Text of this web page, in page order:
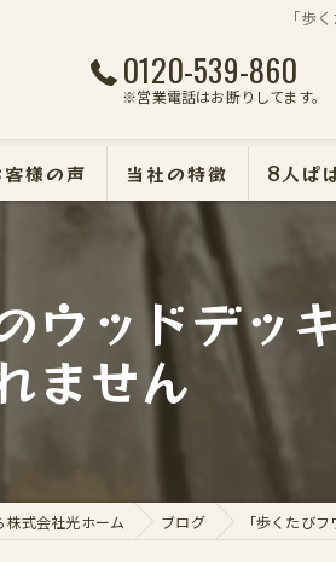
「歩
0120-539-860
※営業電話はお断りしてます。
客様の声 当社の特徴
マンション
断熱・遮熱・防犯リフォ
外壁塗装
8人ぱ
ウッドデッ
ません
株式会社光ホーム ブログ 「歩くたび